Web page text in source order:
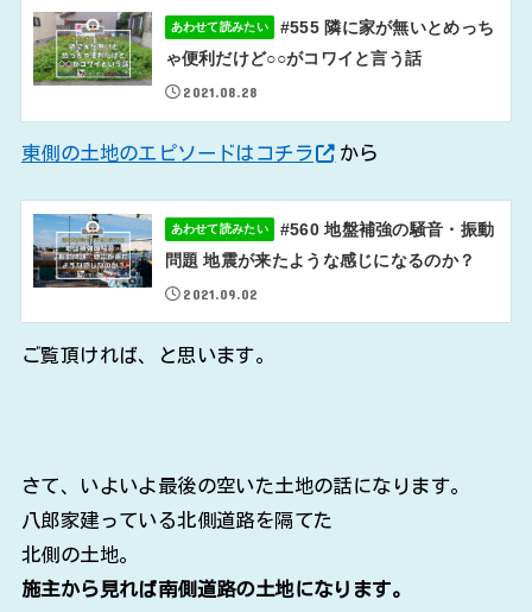
あわせて読みたい
#555 隣に家が無いとめっち
ゃ便利だけど○○がコワイと言う話
2021.08.28
東側の土地のエピソードはコチラ から
あわせて読みたい
#560 地盤補強の騒音・振動
問題 地震が来たような感じになるのか？
2021.09.02
ご覧頂ければ、と思います。
さて、いよいよ最後の空いた土地の話になります。
八郎家建っている北側道路を隔てた
北側の土地。
施主から見れば南側道路の土地になります。